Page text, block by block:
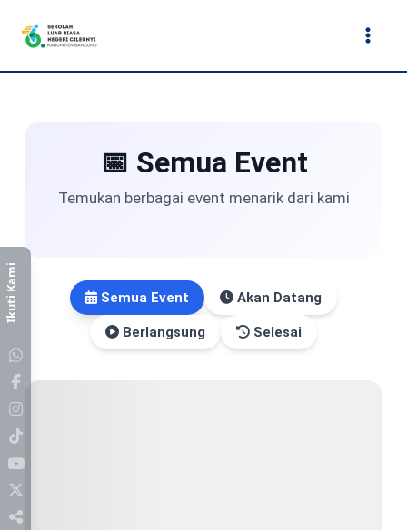
📅 Semua Event
Temukan berbagai event menarik dari kami
Semua Event Akan Datang
Berlangsung Selesai
Ikuti Kami